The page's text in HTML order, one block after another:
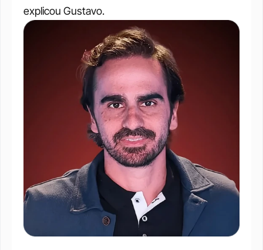
explicou Gustavo.